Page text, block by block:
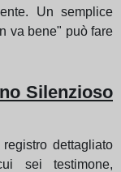
Un semplice
va bene" può fare
Silenzioso
dettagliato
sei testimone,